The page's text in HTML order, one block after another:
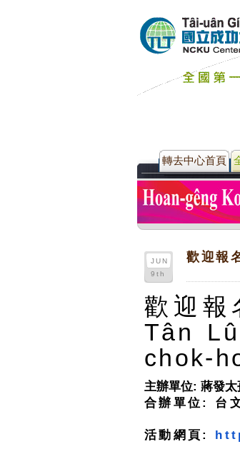
轉去中心首頁
JUN
9th
歡迎報
歡迎報
Tân
chok-
主辦單位: 蔣發
合辦單位: 台
活動網頁: